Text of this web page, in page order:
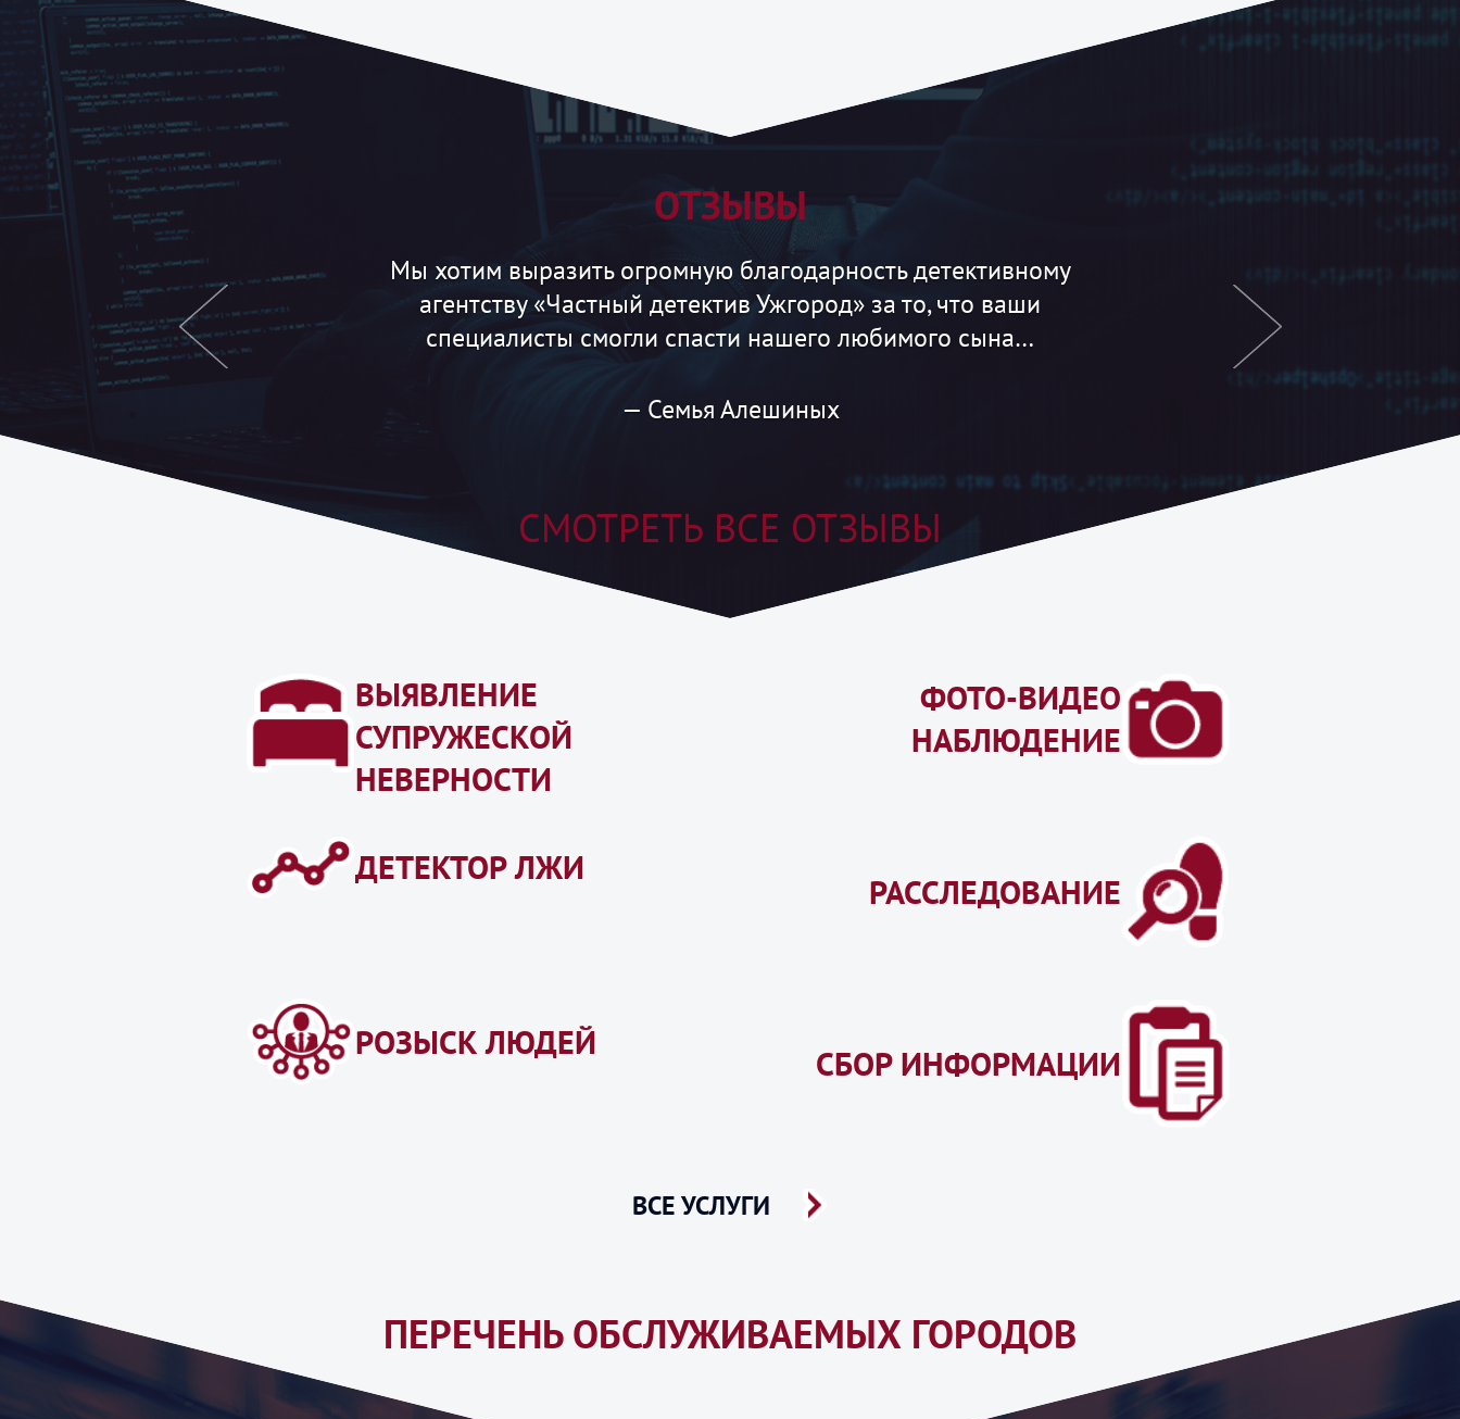
ОТЗЫВЫ
Большущее спасибо детективному агентству «Частный детектив
Ужгород»! Нам не хватает слов, чтобы выразить свою
благодарность сотрудникам агентства, из-за…
— Семья Богдановых
СМОТРЕТЬ ВСЕ ОТЗЫВЫ
ВЫЯВЛЕНИЕ
СУПРУЖЕСКОЙ
НЕВЕРНОСТИ
ДЕТЕКТОР ЛЖИ
РОЗЫСК ЛЮДЕЙ
ФОТО-ВИДЕО
НАБЛЮДЕНИЕ
РАССЛЕДОВАНИЕ
СБОР ИНФОРМАЦИИ
ВСЕ УСЛУГИ
ПЕРЕЧЕНЬ ОБСЛУЖИВАЕМЫХ ГОРОДОВ